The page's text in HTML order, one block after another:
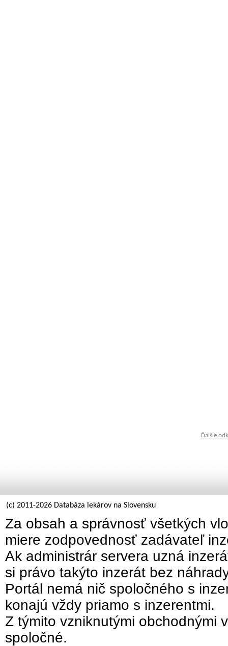
Ďalšie
(c) 2011-2026 Databáza lekárov na Slovensku
Za obsah a správnosť všetkých
miere zodpovednosť zadávateľ
Ak administrár servera uzná
si právo takýto inzerát bez
Portál nemá nič spoločného s
konajú vždy priamo s inzerentmi.
Z týmito vzniknutými obchodnými
spoločné.